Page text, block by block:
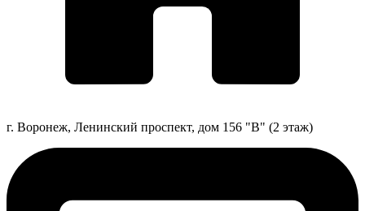
г. Воронеж, Ленинский проспект, дом 156 "В" (2 этаж)